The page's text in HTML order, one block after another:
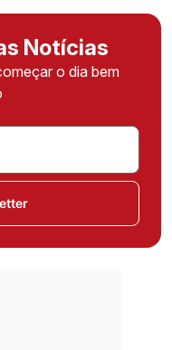
Notícias
o dia bem